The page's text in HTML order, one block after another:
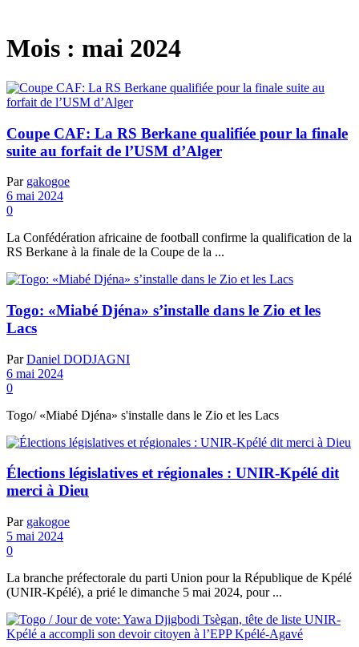
Mois : mai 2024
Coupe CAF: La RS Berkane qualifiée pour la finale
suite au forfait de l’USM d’Alger
Par gakogoe
6 mai 2024
0
La Confédération africaine de football confirme la qualification de la
RS Berkane à la finale de la Coupe de la ...
Togo: «Miabé Djéna» s’installe dans le Zio et les
Lacs
Par Daniel DODJAGNI
6 mai 2024
0
Togo/ «Miabé Djéna» s'installe dans le Zio et les Lacs
Élections législatives et régionales : UNIR-Kpélé dit
merci à Dieu
Par gakogoe
5 mai 2024
0
La branche préfectorale du parti Union pour la République de Kpélé
(UNIR-Kpélé), a prié le dimanche 5 mai 2024, pour ...